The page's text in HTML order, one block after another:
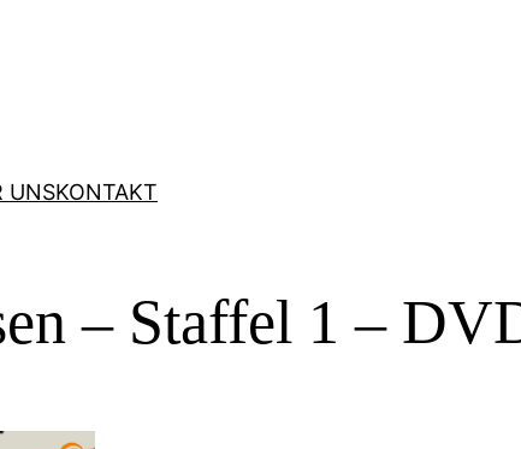
UNSKONTAKT
– Staffel 1 –